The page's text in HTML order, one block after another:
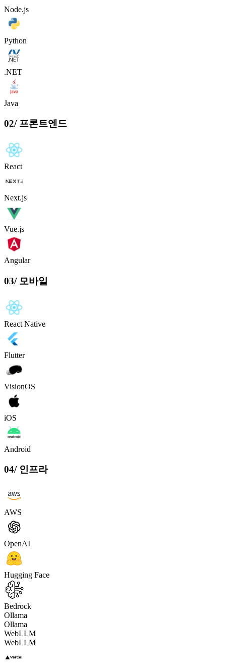
Node.js
Python
.NET
Java
02/ 프론트엔드
React
Next.js
Vue.js
Angular
03/ 모바일
React Native
Flutter
VisionOS
iOS
Android
04/ 인프라
AWS
OpenAI
Hugging Face
Bedrock
Ollama
Ollama
WebLLM
WebLLM